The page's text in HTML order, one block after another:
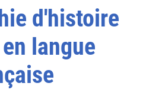
d'histoire
langue